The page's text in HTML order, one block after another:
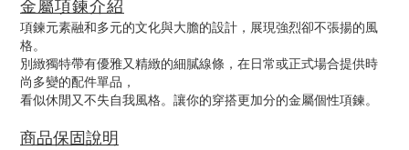
金屬項鍊介紹
項鍊元素融和多元的文化與大膽的設計 ， 展現強烈卻不張揚的風
格。
別緻獨特帶有優雅又精緻的細膩線條，在日常或正式場合提供時
尚多變的配件單品 ，
看似休閒又不失自我風格。 讓你的穿搭更加分的金屬個性項鍊。
商品保固說明